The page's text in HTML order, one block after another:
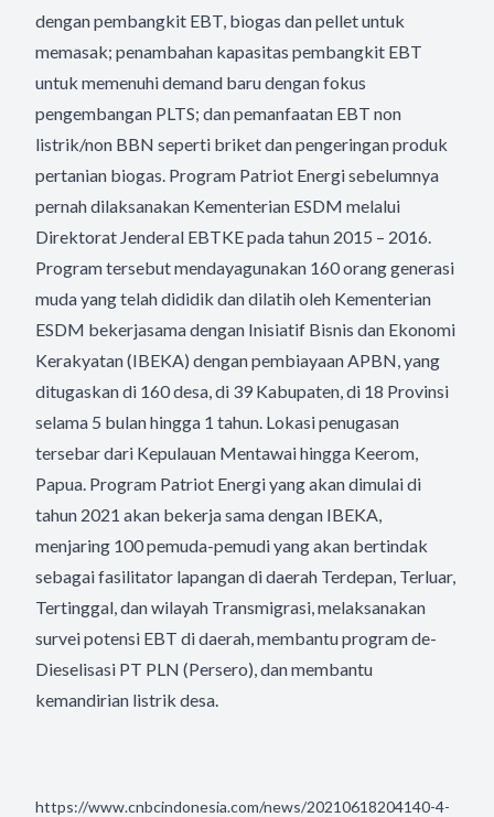
dengan pembangkit EBT, biogas dan pellet untuk
memasak; penambahan kapasitas pembangkit EBT
untuk memenuhi demand baru dengan fokus
pengembangan PLTS; dan pemanfaatan EBT non
listrik/non BBN seperti briket dan pengeringan produk
pertanian biogas. Program Patriot Energi sebelumnya
pernah dilaksanakan Kementerian ESDM melalui
Direktorat Jenderal EBTKE pada tahun 2015 – 2016.
Program tersebut mendayagunakan 160 orang generasi
muda yang telah dididik dan dilatih oleh Kementerian
ESDM bekerjasama dengan Inisiatif Bisnis dan Ekonomi
Kerakyatan (IBEKA) dengan pembiayaan APBN, yang
ditugaskan di 160 desa, di 39 Kabupaten, di 18 Provinsi
selama 5 bulan hingga 1 tahun. Lokasi penugasan
tersebar dari Kepulauan Mentawai hingga Keerom,
Papua. Program Patriot Energi yang akan dimulai di
tahun 2021 akan bekerja sama dengan IBEKA,
menjaring 100 pemuda-pemudi yang akan bertindak
sebagai fasilitator lapangan di daerah Terdepan, Terluar,
Tertinggal, dan wilayah Transmigrasi, melaksanakan
survei potensi EBT di daerah, membantu program de-
Dieselisasi PT PLN (Persero), dan membantu
kemandirian listrik desa.
https://www.cnbcindonesia.com/news/20210618204140-4-